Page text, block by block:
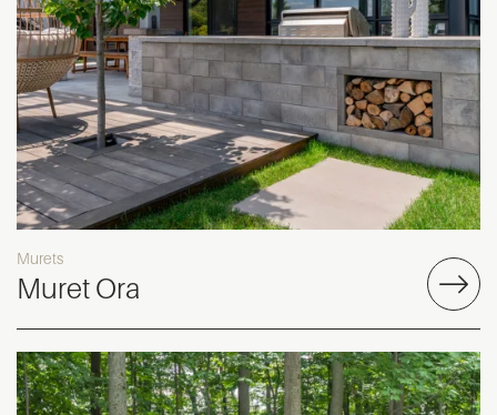
Murets
Muret Ora